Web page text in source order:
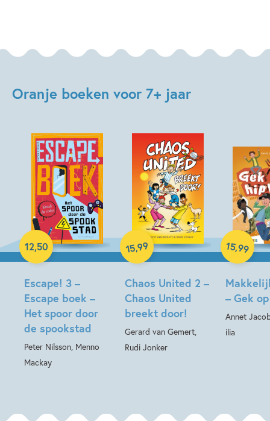
Oranje boeken voor 7+ jaar
Escape! 3 –
Escape boek –
Het spoor door
de spookstad
Peter Nilsson, Menno
Mackay
12,50
Paperback
Chaos United 2 –
Chaos United
breekt door!
Gerard van Gemert,
Rudi Jonker
15,99
Hardcover
– Gek
Annet
ilia
15,99
Hardcover